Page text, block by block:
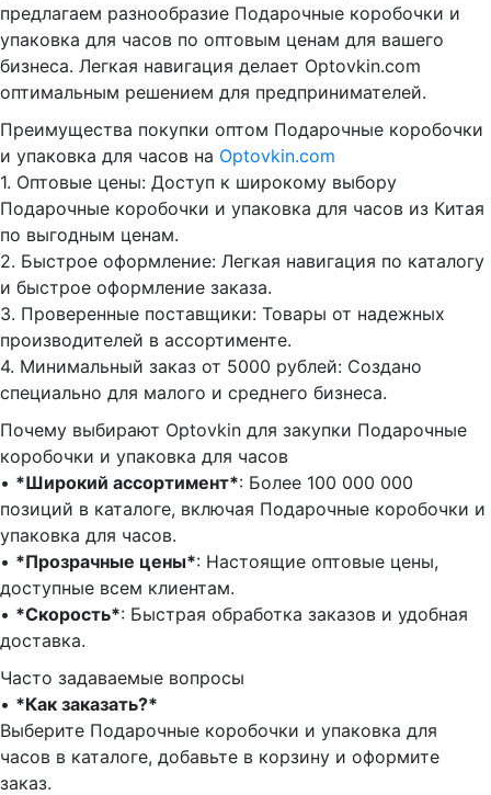
предлагаем разнообразие Подарочные коробочки и
упаковка для часов по оптовым ценам для вашего
бизнеса. Легкая навигация делает Optovkin.com
оптимальным решением для предпринимателей.
Преимущества покупки оптом Подарочные коробочки
и упаковка для часов на Optovkin.com
1.⁠ ⁠Оптовые цены: Доступ к широкому выбору
Подарочные коробочки и упаковка для часов из Китая
по выгодным ценам.
2.⁠ ⁠Быстрое оформление: Легкая навигация по каталогу
и быстрое оформление заказа.
3.⁠ ⁠Проверенные поставщики: Товары от надежных
производителей в ассортименте.
4.⁠ ⁠Минимальный заказ от 5000 рублей: Создано
специально для малого и среднего бизнеса.
Почему выбирают Optovkin для закупки Подарочные
коробочки и упаковка для часов
•⁠ ⁠ *Широкий ассортимент*: Более 100 000 000
позиций в каталоге, включая Подарочные коробочки и
упаковка для часов.
•⁠ ⁠ *Прозрачные цены*: Настоящие оптовые цены,
доступные всем клиентам.
•⁠ ⁠ *Скорость*: Быстрая обработка заказов и удобная
доставка.
Часто задаваемые вопросы
•⁠ ⁠*Как заказать?*
Выберите Подарочные коробочки и упаковка для
часов в каталоге, добавьте в корзину и оформите
заказ.